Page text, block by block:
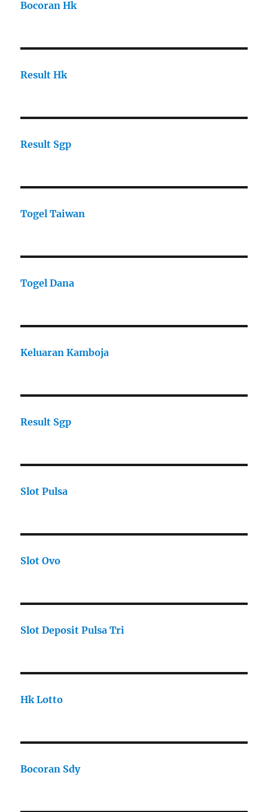
Bocoran Hk
Result Hk
Result Sgp
Togel Taiwan
Togel Dana
Keluaran Kamboja
Result Sgp
Slot Pulsa
Slot Ovo
Slot Deposit Pulsa Tri
Hk Lotto
Bocoran Sdy